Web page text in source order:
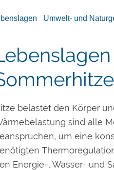
Umwelt- und
belastet den Körper
sind alle
um eine
Energie-, Wasser- und